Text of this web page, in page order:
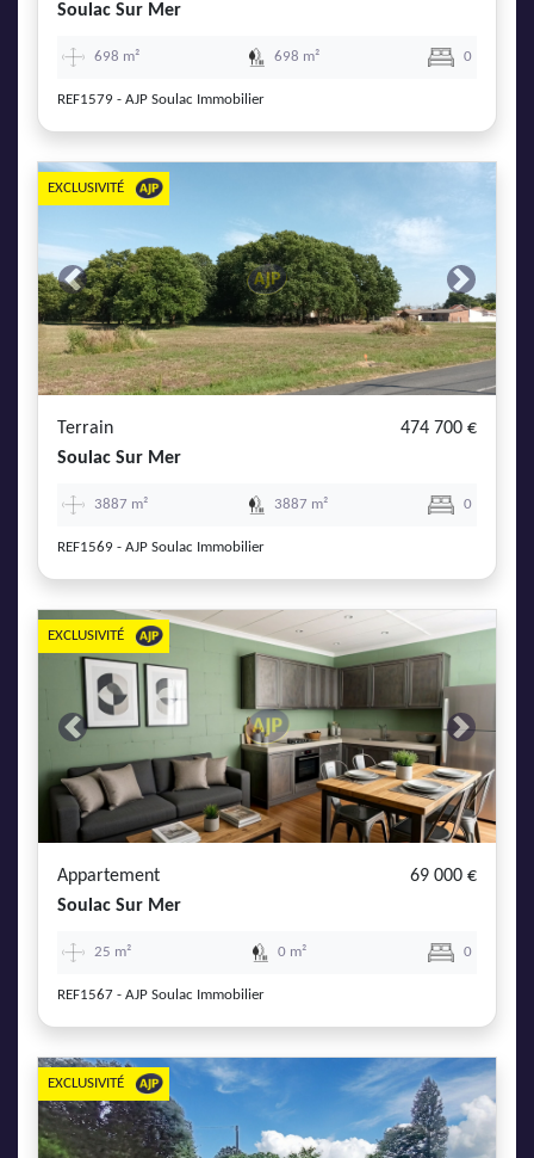
Soulac Sur Mer
698 m² 698 m² 0
REF1579 - AJP Soulac Immobilier
Previous Next
EXCLUSIVITÉ
Terrain
474 700 €
Soulac Sur Mer
3887 m² 3887 m² 0
REF1569 - AJP Soulac Immobilier
Previous Next
EXCLUSIVITÉ
Appartement
69 000 €
Soulac Sur Mer
25 m² 0 m² 0
REF1567 - AJP Soulac Immobilier
EXCLUSIVITÉ